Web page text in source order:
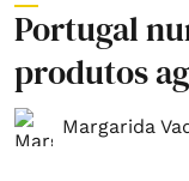
Portugal
produtos
Margarida